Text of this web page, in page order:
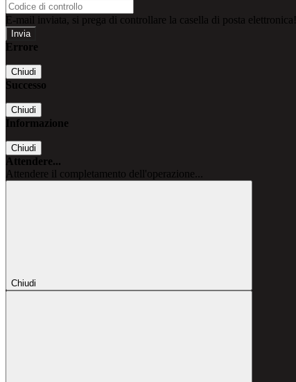
E-mail inviata, si prega di controllare la casella di posta elettronica!
Errore
Chiudi
Successo
Chiudi
Informazione
Chiudi
Attendere...
Attendere il completamento dell'operazione...
Chiudi